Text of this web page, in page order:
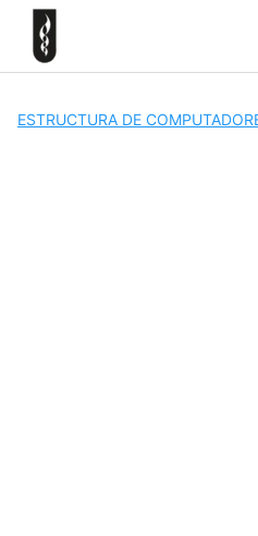
Skip
content
ESTRUCTURA DE